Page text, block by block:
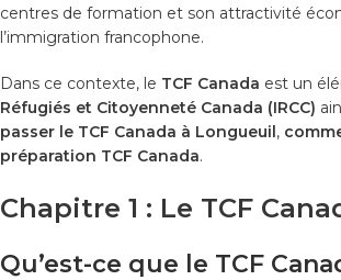
centres de formation et son attractivité
l’immigration francophone.
Dans ce contexte, le TCF Canada est un
Réfugiés et Citoyenneté Canada (IRCC)
passer le TCF Canada à Longueuil,
préparation TCF Canada.
Chapitre 1 : Le TCF
Qu’est-ce que le TCF